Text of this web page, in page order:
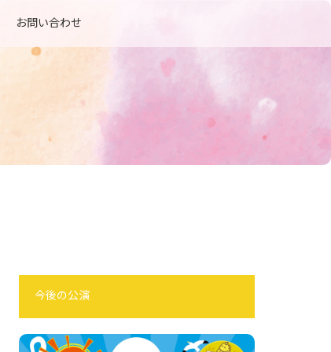
お問い合わせ
今後の公演